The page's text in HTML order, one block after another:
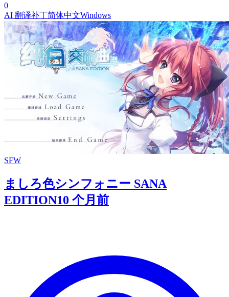
0
AI 翻译补丁简体中文Windows
SFW
ましろ色シンフォニー SANA
EDITION10 个月前